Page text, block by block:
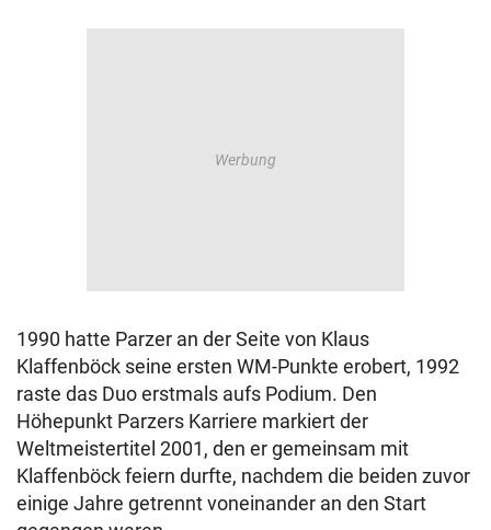
1990 hatte Parzer an der Seite von Klaus
Klaffenböck seine ersten WM-Punkte erobert, 1992
raste das Duo erstmals aufs Podium. Den
Höhepunkt Parzers Karriere markiert der
Weltmeistertitel 2001, den er gemeinsam mit
Klaffenböck feiern durfte, nachdem die beiden zuvor
einige Jahre getrennt voneinander an den Start